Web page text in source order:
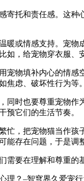
寄托和责任感。这
暖或情感支持。宠
如，给宠物穿衣服
宠物填补内心的情
焦虑、破坏性行为等。
同时也要尊重宠物
预它们的生活节奏。
忙，把宠物猫当作
能存在问题，于是
需要在理解和尊重